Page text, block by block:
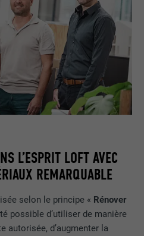
L’ESPRIT LOFT AVEC
REMARQUABLE
selon le principe « Rénover
possible d’utiliser de manière
autorisée, d’augmenter la